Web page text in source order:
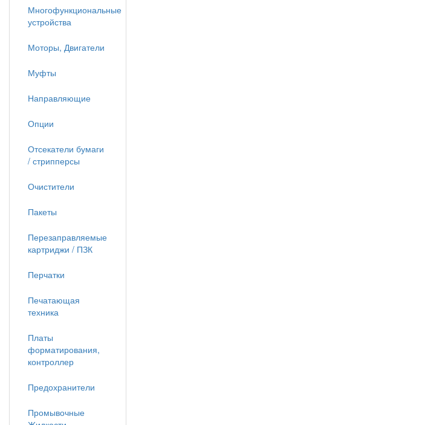
Многофункциональные
устройства
Моторы, Двигатели
Муфты
Направляющие
Опции
Отсекатели бумаги
/ стрипперсы
Очистители
Пакеты
Перезаправляемые
картриджи / ПЗК
Перчатки
Печатающая
техника
Платы
форматирования,
контроллер
Предохранители
Промывочные